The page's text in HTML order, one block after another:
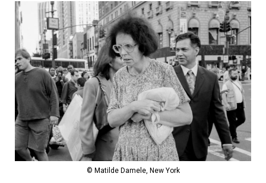
© Matilde Damele, New York